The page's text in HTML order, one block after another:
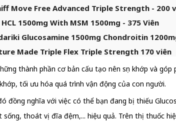
Move Free Advanced Triple Strength - 200
1500mg With MSM 1500mg - 375 Viên
Glucosamine 1500mg Chondroitin
Made Triple Flex Triple Strength 170 viên
thành phần cơ bản cấu tạo nên sụn khớp và
tối ưu hóa quá trình vận động của con người.
đồng nghĩa với việc có thể bạn đang bị thiếu
thoát vị đĩa đệm,... hiệu quả. Trên thị thuốc